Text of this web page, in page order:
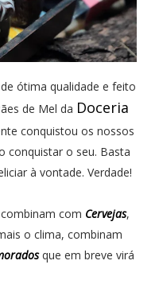
ótima qualidade e feito
de Mel da Doceria
conquistou os nossos
conquistar o seu. Basta
à vontade. Verdade!
com Cervejas,
o clima, combinam
que em breve virá